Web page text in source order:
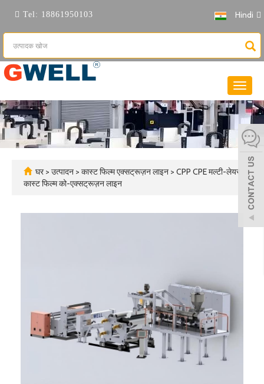
Tel: 18861950103 Hindi
नेविगेशन
टॉगल
करें
घर> उत्पादन > कास्ट फिल्म एक्सट्रूज़न लाइन > CPP CPE मल्टी-लेयर
कास्ट फिल्म को-एक्सट्रूज़न लाइन